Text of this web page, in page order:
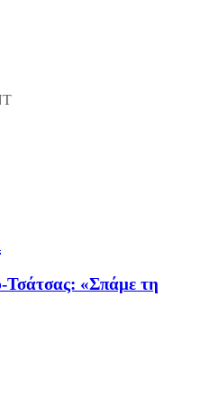
Τσάτσας: «Σπάμε τη